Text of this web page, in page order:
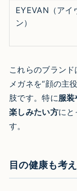
EYEVAN（アイ
ン）
これらのブランド
メガネを“顔の主
肢です。特に服
楽しみたい方にと
す。
目の健康も考